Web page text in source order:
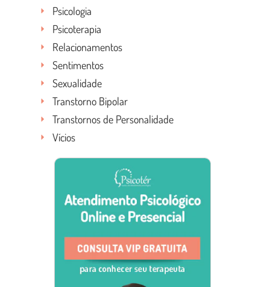
Psicologia
Psicoterapia
Relacionamentos
Sentimentos
Sexualidade
Transtorno Bipolar
Transtornos de Personalidade
Vícios